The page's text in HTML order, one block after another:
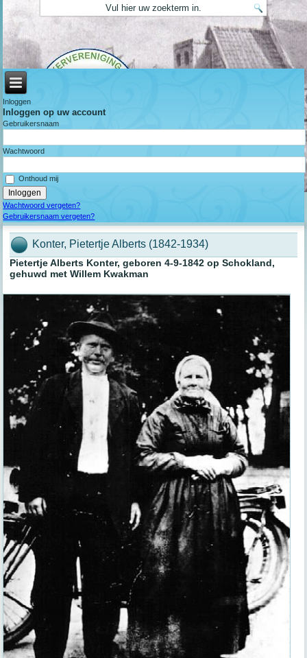
Inloggen
Inloggen op uw account
Gebruikersnaam
Wachtwoord
Onthoud mij
Wachtwoord vergeten?
Gebruikersnaam vergeten?
Konter, Pietertje Alberts (1842-1934)
Pietertje Alberts Konter, geboren 4-9-1842 op Schokland,
gehuwd met Willem Kwakman